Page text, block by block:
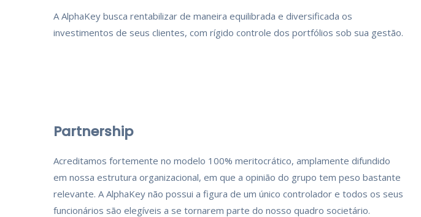
A AlphaKey busca rentabilizar de maneira equilibrada e diversificada os
investimentos de seus clientes, com rígido controle dos portfólios sob sua gestão.
Partnership
Acreditamos fortemente no modelo 100% meritocrático, amplamente difundido
em nossa estrutura organizacional, em que a opinião do grupo tem peso bastante
relevante. A AlphaKey não possui a figura de um único controlador e todos os seus
funcionários são elegíveis a se tornarem parte do nosso quadro societário.